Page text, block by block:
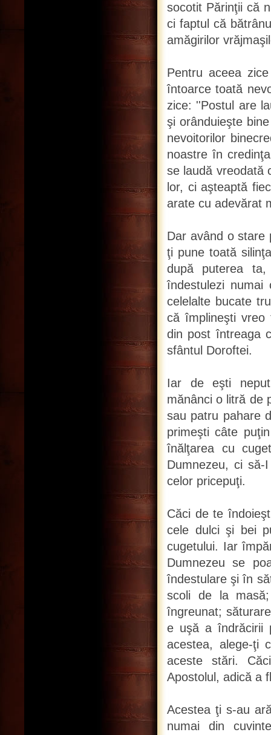
socotit Părinţii că
ci faptul că
amăgirilor
Pentru aceea
întoarce toată
zice: ''Postul are
şi orânduieşte
nevoitorilor
noastre în
se laudă vreodată
lor, ci aşteaptă
arate cu adevărat
Dar având o stare
ţi pune toată
după puterea
îndestulezi
celelalte bucate
că împlineşti vreo
din post întreaga
sfântul Doroftei.
Iar de eşti
mănânci o litră de
sau patru pahare
primeşti câte
înălţarea cu
Dumnezeu, ci să-
celor pricepuţi.
Căci de te
cele dulci şi bei
cugetului. Iar
Dumnezeu se
îndestulare şi în
scoli de la
îngreunat;
e uşă a îndrăcirii
acestea, alege-ţi
aceste stări.
Apostolul, adică a
Acestea ţi s-au
numai din